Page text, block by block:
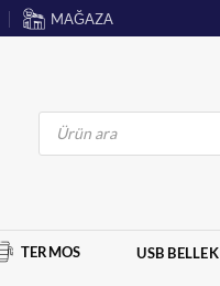
MAĞAZA
Products
search
TERMOS USB BELLEK